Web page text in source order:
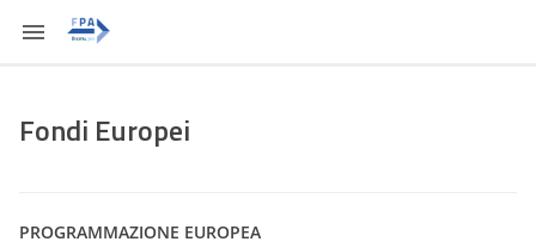
Fondi Europei
PROGRAMMAZIONE EUROPEA